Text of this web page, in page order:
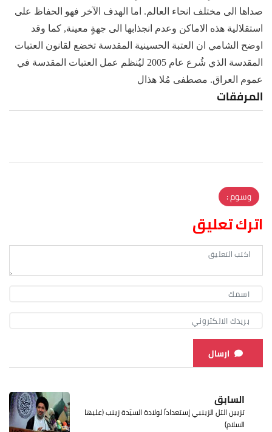
صداها الى مختلف انحاء العالم. اما الهدف الآخر فهو الحفاظ على
استقلالية هذه الاماكن وعدم انجذابها الى جهةٍ معينة, كما وقد
اوضح الشامي ان العتبة الحسينية المقدسة تخضع لقانون العتبات
المقدسة الذي شُرع عام 2005 ليُنظم عمل العتبات المقدسة في
عموم العراق. مصطفى مُلا هذال
المرفقات
وسوم :
اترك تعليق
ارسال
السابق
تزيين التل الزينبي إستعداداً لولادة السيّدة زينب (عليها
السلام)